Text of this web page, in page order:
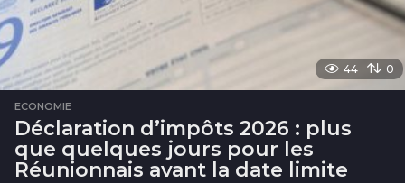
44 0
ECONOMIE
Déclaration d’impôts 2026 : plus
que quelques jours pour les
Réunionnais avant la date limite